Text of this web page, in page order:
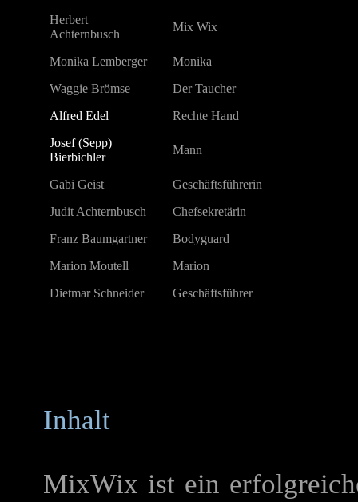
Herbert
Achternbusch
Mix Wix
Monika Lemberger
Monika
Waggie Brömse
Der Taucher
Alfred Edel
Rechte Hand
Josef (Sepp)
Bierbichler
Mann
Gabi Geist
Geschäftsführerin
Judit Achternbusch
Chefsekretärin
Franz Baumgartner
Bodyguard
Marion Moutell
Marion
Dietmar Schneider
Geschäftsführer
Inhalt
MixWix ist ein